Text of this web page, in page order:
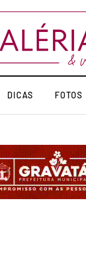
DICAS FOTOS